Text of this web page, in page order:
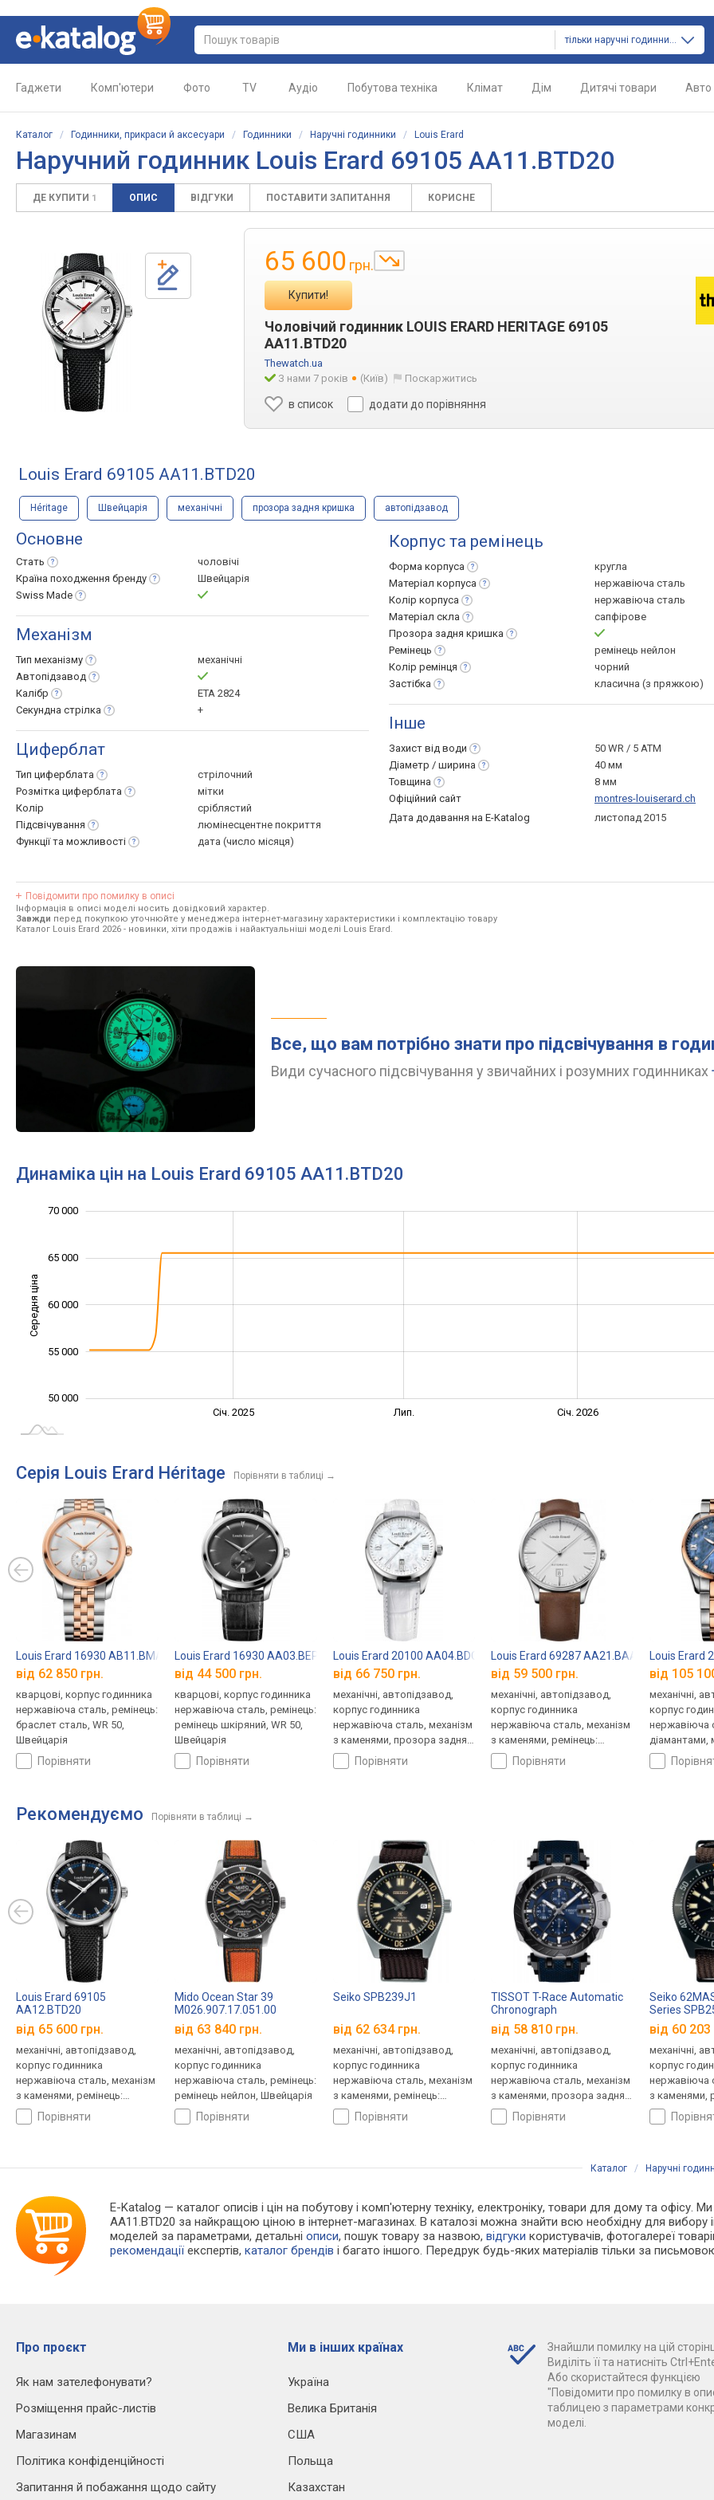
тільки наручні годинники
Гаджети Комп'ютери Фото TV Аудіо Побутова техніка Клімат Дім Дитячі товари Авто
Каталог / Годинники, прикраси й аксесуари / Годинники / Наручні годинники / Louis Erard
Наручний годинник Louis Erard 69105 AA11.BTD20
ДЕ КУПИТИ 1 ОПИС ВІДГУКИ ПОСТАВИТИ ЗАПИТАННЯ КОРИСНЕ
65 600 грн.
Купити!
Чоловічий годинник LOUIS ERARD HERITAGE 69105
AA11.BTD20
Thewatch.ua
З нами 7 років
(Київ) Поскаржитись
в список додати до порівняння
Louis Erard 69105 AA11.BTD20
Héritage Швейцарія механічні прозора задня кришка автопідзавод
Основне
Стать
чоловічі
Країна походження бренду
Швейцарія
Swiss Made
Механізм
Тип механізму
механічні
Автопідзавод
Калібр
ETA 2824
Секундна стрілка +
Циферблат
Тип циферблата
стрілочний
Розмітка циферблата
мітки
Колір
сріблястий
Підсвічування
люмінесцентне покриття
Функції та можливості дата (число місяця)
Корпус та ремінець
Форма корпуса
кругла
Матеріал корпуса
нержавіюча сталь
Колір корпуса
нержавіюча сталь
Матеріал скла
сапфірове
Прозора задня кришка
Ремінець
ремінець нейлон
Колір ремінця
чорний
Застібка
класична (з пряжкою)
Інше
Захист від води
50 WR / 5 ATM
Діаметр / ширина
40 мм
Товщина
8 мм
Офіційний сайт
montres-louiserard.ch
Дата додавання на E-Katalog
листопад 2015
Повідомити про помилку в описі
Інформація в описі моделі носить довідковий характер.
Завжди перед покупкою уточнюйте у менеджера інтернет-магазину характеристики і комплектацію товару
Каталог Louis Erard 2026 - новинки, хіти продажів і найактуальніші моделі Louis Erard.
Все, що вам потрібно знати про підсвічування в
Види сучасного підсвічування у звичайних і розумних годинниках
Динаміка цін на Louis Erard 69105 AA11.BTD20
Середня ціна 50 000
50 000
55 000
60 000
65 000
70 000
Січ. 2025 Лип. Січ. 2026
Серія Louis Erard Héritage Порівняти в таблиці →
Louis Erard 16930 AB11.BMA41
від 62 850 грн.
кварцові, корпус годинника
нержавіюча сталь, ремінець:
браслет сталь, WR 50,
Швейцарія
порівняти
Louis Erard 16930 AA03.BEP103
від 44 500 грн.
кварцові, корпус годинника
нержавіюча сталь, ремінець:
ремінець шкіряний, WR 50,
Швейцарія
порівняти
Louis Erard 20100 AA04.BDC71
від 66 750 грн.
механічні, автопідзавод,
корпус годинника
нержавіюча сталь, механізм
з каменями, прозора задня
кришка, ремінець: ремінець
шкіряний, WR 50, Швейцарія
порівняти
Louis Erard 69287 AA21.BAAC82
від 59 500 грн.
механічні, автопідзавод,
корпус годинника
нержавіюча сталь, механізм
з каменями, ремінець:
ремінець шкіряний, WR 50,
Швейцарія
порівняти
Louis Erard
від 105
механічні,
корпус
нержавіюча
діамантами,
каменями,
кришка,
Рекомендуємо Порівняти в таблиці →
Louis Erard 69105
AA12.BTD20
від 65 600 грн.
механічні, автопідзавод,
корпус годинника
нержавіюча сталь, механізм
з каменями, ремінець:
ремінець нейлон, WR 50,
Швейцарія
порівняти
Mido Ocean Star 39
M026.907.17.051.00
від 63 840 грн.
механічні, автопідзавод,
корпус годинника
нержавіюча сталь, ремінець:
ремінець нейлон, Швейцарія
порівняти
Seiko SPB239J1
від 62 634 грн.
механічні, автопідзавод,
корпус годинника
нержавіюча сталь, механізм
з каменями, ремінець:
ремінець нейлон, WR 200,
Японія
порівняти
TISSOT T-Race Automatic
Chronograph
T115.427.27.041.00
від 58 810 грн.
механічні, автопідзавод,
корпус годинника
нержавіюча сталь, механізм
з каменями, прозора задня
кришка, ремінець: ремінець
нейлон, WR 100, Швейцарія
порівняти
Seiko
Series
від 60 203
механічні,
корпус
нержавіюча
з каменями,
ремінець
Японія
Каталог / Наручні
E-Katalog — каталог описів і цін на побутову і комп'ютерну техніку, електроніку, товари для дому та офісу.
AA11.BTD20 за найкращою ціною в інтернет-магазинах. В каталозі можна знайти всю необхідну для
моделей за параметрами, детальніописи, пошук товару за назвою,відгуки користувачів, фотогалереї
рекомендації експертів,каталог брендів і багато іншого. Передрук будь-яких матеріалів тільки за
Про проєкт
Як нам зателефонувати?
Розміщення прайс-листів
Магазинам
Політика конфіденційності
Запитання й побажання щодо сайту
Ми в інших країнах
Україна
Велика Британія
США
Польща
Казахстан
Знайшли помилку на цій
Виділіть її та натисніть
Або скористайтеся функцією
"Повідомити про помилку в
таблицею з параметрами
моделі.